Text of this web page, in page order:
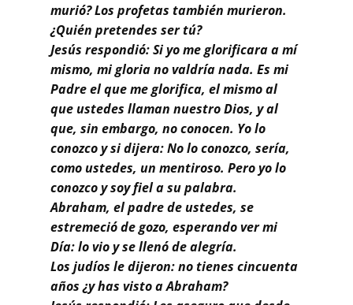
murió? Los profetas también murieron.
¿Quién pretendes ser tú?
Jesús respondió: Si yo me glorificara a mí
mismo, mi gloria no valdría nada. Es mi
Padre el que me glorifica, el mismo al
que ustedes llaman nuestro Dios, y al
que, sin embargo, no conocen. Yo lo
conozco y si dijera: No lo conozco, sería,
como ustedes, un mentiroso. Pero yo lo
conozco y soy fiel a su palabra.
Abraham, el padre de ustedes, se
estremeció de gozo, esperando ver mi
Día: lo vio y se llenó de alegría.
Los judíos le dijeron: no tienes cincuenta
años ¿y has visto a Abraham?